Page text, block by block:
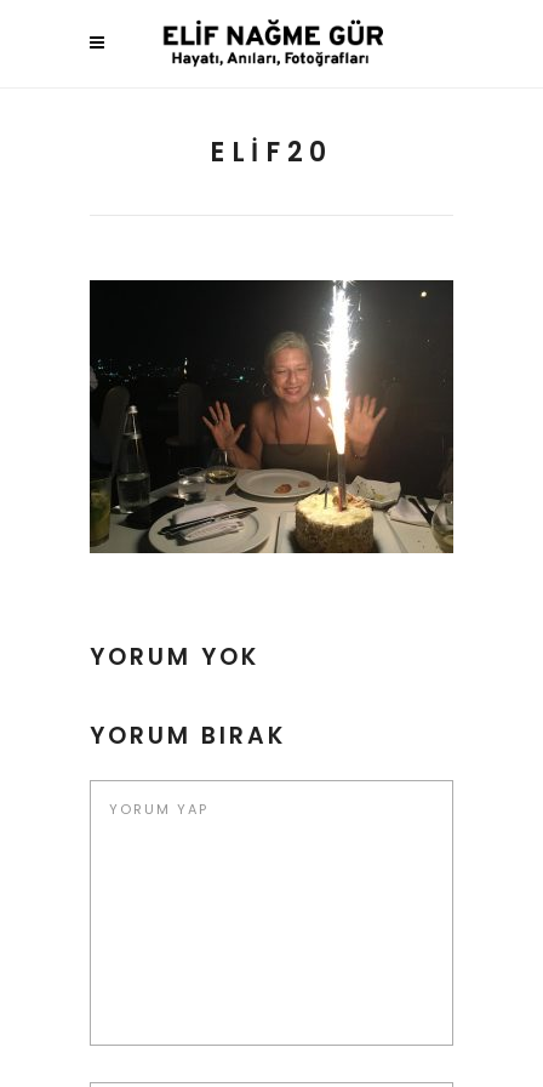
ELIF20
YORUM YOK
YORUM BIRAK